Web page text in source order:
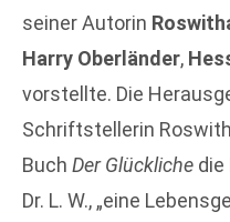
seiner Autorin
Harry Oberländer,
vorstellte. Die
Schriftstellerin
Buch Der Glückliche die
Dr. L. W., „eine